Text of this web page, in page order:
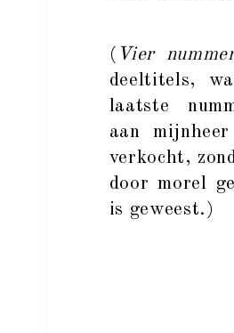
( Vier
deeltitels,
laatste
aan
verkocht,
door morel
is geweest.)